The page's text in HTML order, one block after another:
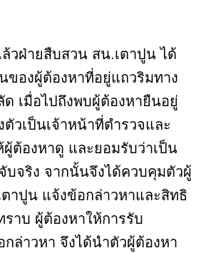
วฝ่ายสืบสวน สน.เตาปูน ได้
ของผู้ต้องหาที่อยู่แถวริมทาง
ด เมื่อไปถึงพบผู้ต้องหายืนอยู่
วเป็นเจ้าหน้าที่ตำรวจและ
ต้องหาดู และยอมรับว่าเป็น
จริง จากนั้นจึงได้ควบคุมตัวผู้
าปูน แจ้งข้อกล่าวหาและสิทธิ
าบ ผู้ต้องหาให้การรับ
ล่าวหา จึงได้นำตัวผู้ต้องหา